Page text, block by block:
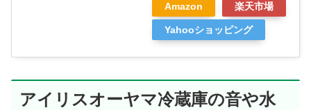
Amazon 楽天市場
Yahooショッピング
アイリスオーヤマ冷蔵庫の音や水